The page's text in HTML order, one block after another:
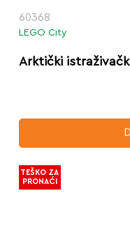
60368
LEGO City
Arktički
TEŠKO ZA
PRONAĆI